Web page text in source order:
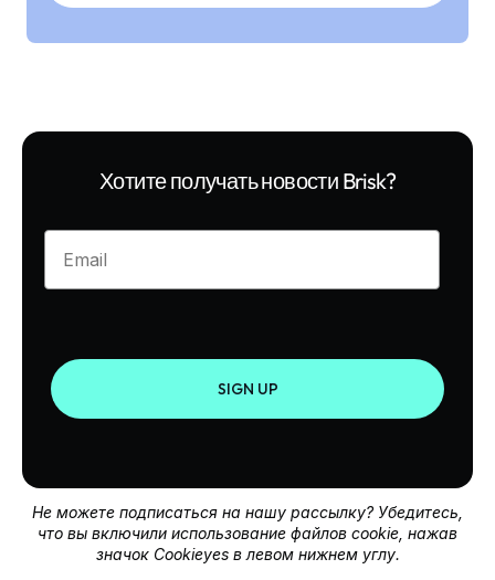
Хотите получать новости Brisk?
Enter your email
SIGN UP
Не можете подписаться на нашу рассылку? Убедитесь,
что вы включили использование файлов cookie, нажав
значок Cookieyes в левом нижнем углу.